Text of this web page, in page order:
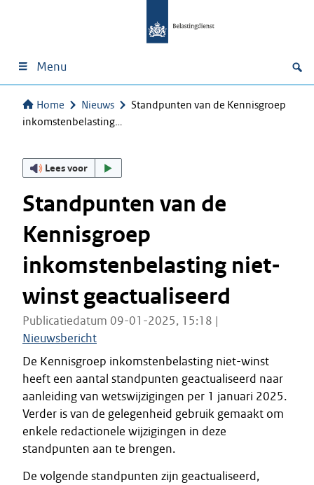
Menu
Home Nieuws
Standpunten van de Kennisgroep
inkomstenbelasting…
Lees voor
Standpunten van de
Kennisgroep
inkomstenbelasting niet-
winst geactualiseerd
Publicatiedatum 09-01-2025, 15:18 |
Nieuwsbericht
De Kennisgroep inkomstenbelasting niet-winst
heeft een aantal standpunten geactualiseerd naar
aanleiding van wetswijzigingen per 1 januari 2025.
Verder is van de gelegenheid gebruik gemaakt om
enkele redactionele wijzigingen in deze
standpunten aan te brengen.
De volgende standpunten zijn geactualiseerd,